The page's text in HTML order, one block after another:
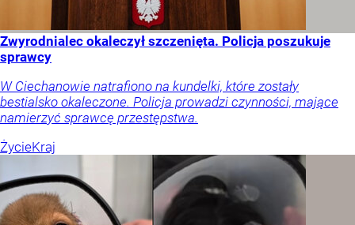
Zwyrodnialec okaleczył szczenięta. Policja poszukuje
sprawcy
W Ciechanowie natrafiono na kundelki, które zostały
bestialsko okaleczone. Policja prowadzi czynności, mające
namierzyć sprawcę przestępstwa.
ŻycieKraj